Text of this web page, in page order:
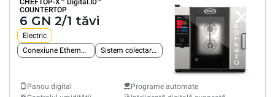
CHEFTOP-X™ Digital.ID™
COUNTERTOP
6 GN 2/1 tăvi
Electric
Conexiune Ethernet integrată
Sistem colectare grăsimi
Panou digital
Programe automate